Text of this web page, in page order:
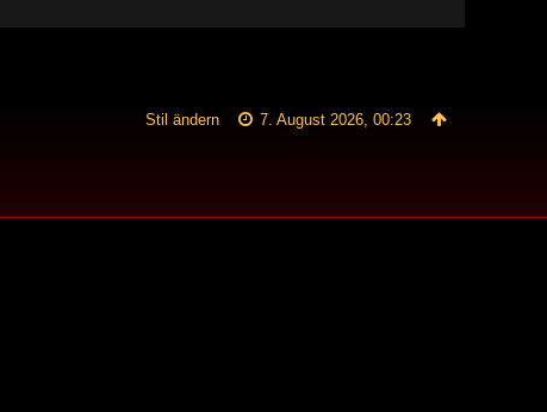
7. August 2026, 00:23
Stil ändern